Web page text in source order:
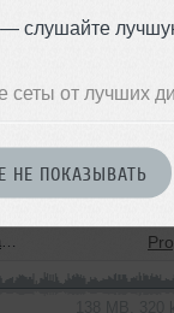
— слушайте
сеты от лучших
НЕ ПОКАЗЫВАТЬ
138 MB,